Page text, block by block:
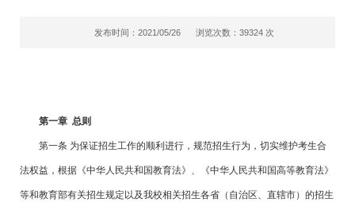
发布时间：2021/05/26 浏览次数： 39324 次
第一章 总则
第一条 为保证招生工作的顺利进行，规范招生行为，切实维护考生合
法权益，根据《中华人民共和国教育法》、《中华人民共和国高等教育法》
等和教育部有关招生规定以及我校相关招生各省（自治区、直辖市）的招生